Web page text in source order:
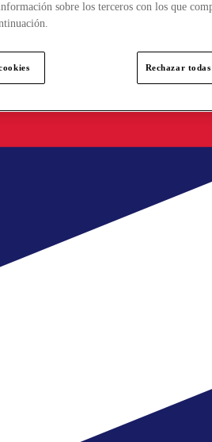
sobre los terceros con los que
Rechazar